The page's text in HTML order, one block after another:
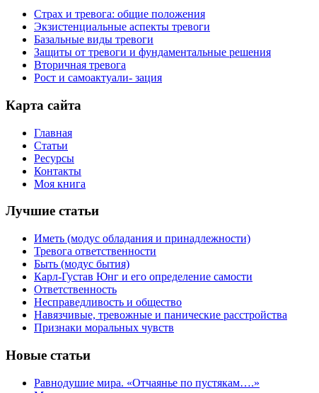
Страх и тревога: общие положения
Экзистенциальные аспекты тревоги
Базальные виды тревоги
Защиты от тревоги и фундаментальные решения
Вторичная тревога
Рост и самоактуали- зация
Карта сайта
Главная
Статьи
Ресурсы
Контакты
Моя книга
Лучшие статьи
Иметь (модус обладания и принадлежности)
Тревога ответственности
Быть (модус бытия)
Карл-Густав Юнг и его определение самости
Ответственность
Несправедливость и общество
Навязчивые, тревожные и панические расстройства
Признаки моральных чувств
Новые статьи
Равнодушие мира. «Отчаянье по пустякам….»